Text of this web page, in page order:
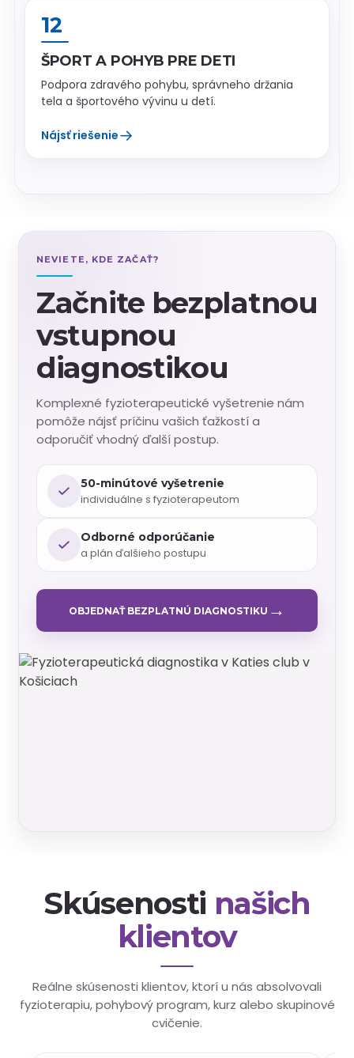
12
ŠPORT A POHYB PRE DETI
Podpora zdravého pohybu, správneho držania
tela a športového vývinu u detí.
Nájsť riešenie→
NEVIETE, KDE ZAČAŤ?
Začnite bezplatnou
vstupnou
diagnostikou
Komplexné fyzioterapeutické vyšetrenie nám
pomôže nájsť príčinu vašich ťažkostí a
odporučiť vhodný ďalší postup.
50-minútové vyšetrenie
individuálne s fyzioterapeutom
Odborné odporúčanie
a plán ďalšieho postupu
OBJEDNAŤ BEZPLATNÚ DIAGNOSTIKU →
Skúsenosti našich
klientov
Reálne skúsenosti klientov, ktorí u nás absolvovali
fyzioterapiu, pohybový program, kurz alebo skupinové
cvičenie.